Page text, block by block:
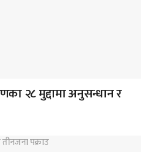
२८ मुद्दामा अनुसन्धान र